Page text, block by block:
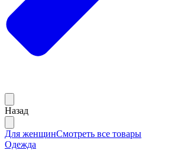
Назад
Для женщинСмотреть все товары
Одежда